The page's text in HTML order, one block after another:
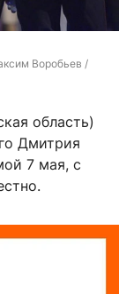
Воробьев /
область)
Дмитрия
7 мая, с